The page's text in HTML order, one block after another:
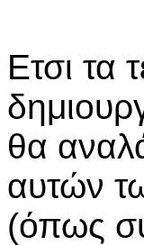
Ετσι τα
θα
αυτών
(όπως